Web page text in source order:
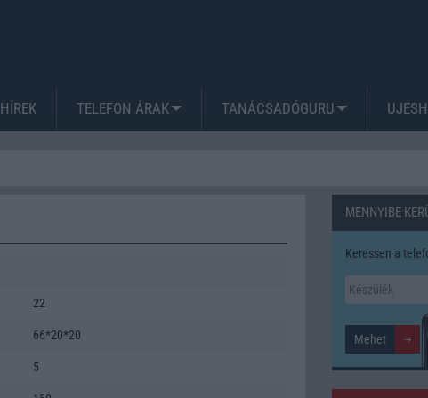
HÍREK TELEFON ÁRAK TANÁCSADÓGURU
22
66*20*20
5
MENNYIBE
Keressen a